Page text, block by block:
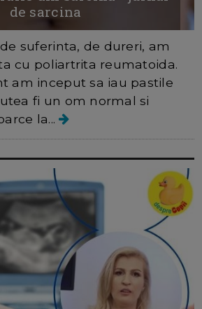
de sarcina
suferinta, de dureri, am
cu poliartrita reumatoida.
am inceput sa iau pastile
fi un om normal si
la...